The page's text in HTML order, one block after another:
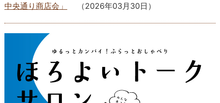
中央通り商店会」
（2026年03月30日 ）